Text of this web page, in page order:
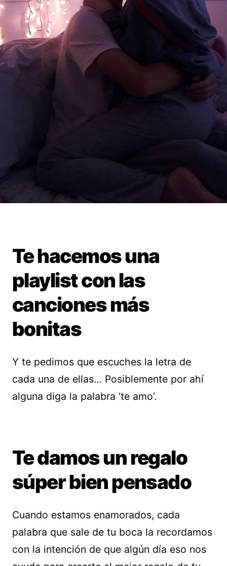
Te hacemos una
playlist con las
canciones más
bonitas
Y te pedimos que escuches la letra de
cada una de ellas… Posiblemente por ahí
alguna diga la palabra ‘te amo’.
Te damos un regalo
súper bien pensado
Cuando estamos enamorados, cada
palabra que sale de tu boca la recordamos
con la intención de que algún día eso nos